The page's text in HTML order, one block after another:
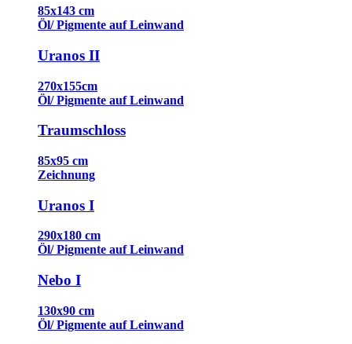
85x143 cm
Öl/ Pigmente auf Leinwand
Uranos II
270x155cm
Öl/ Pigmente auf Leinwand
Traumschloss
85x95 cm
Zeichnung
Uranos I
290x180 cm
Öl/ Pigmente auf Leinwand
Nebo I
130x90 cm
Öl/ Pigmente auf Leinwand